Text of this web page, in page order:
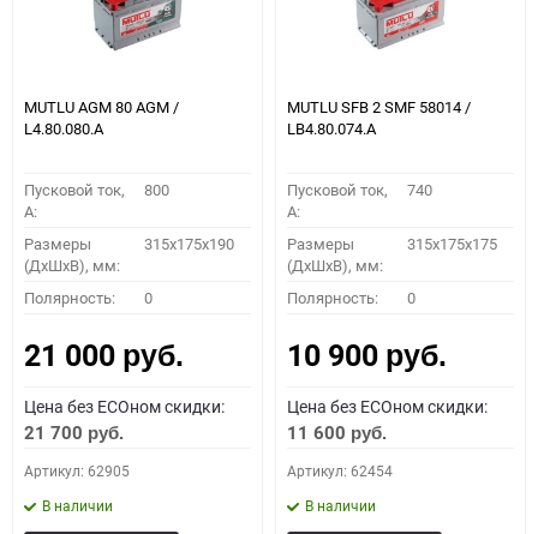
MUTLU AGM 80 AGM /
L4.80.080.A
Пусковой ток,
A:
800
Размеры
(ДхШхВ), мм:
315x175x190
Полярность: 0
21 000 руб.
Цена без ECOном скидки:
21 700 руб.
Артикул: 62905
В наличии
MUTLU SFB 2 SMF 58014 /
LB4.80.074.A
Пусковой ток,
A:
740
Размеры
(ДхШхВ), мм:
315x175x175
Полярность: 0
10 900 руб.
Цена без ECOном скидки:
11 600 руб.
Артикул: 62454
В наличии